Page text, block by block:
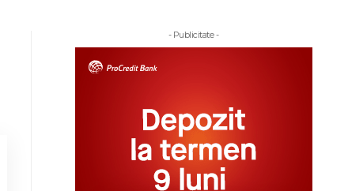
- Publicitate -